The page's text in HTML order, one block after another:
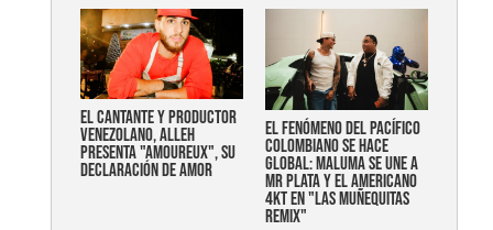
EL CANTANTE Y PRODUCTOR
VENEZOLANO, ALLEH
PRESENTA "AMOUREUX", SU
DECLARACIÓN DE AMOR
EL FENÓMENO DEL PACÍFICO
COLOMBIANO SE HACE
GLOBAL: MALUMA SE UNE A
MR PLATA Y EL AMERICANO
4KT EN "LAS MUÑEQUITAS
REMIX"